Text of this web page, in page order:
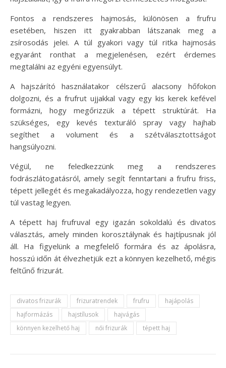
Fontos a rendszeres hajmosás, különösen a frufru
esetében, hiszen itt gyakrabban látszanak meg a
zsírosodás jelei. A túl gyakori vagy túl ritka hajmosás
egyaránt ronthat a megjelenésen, ezért érdemes
megtalálni az egyéni egyensúlyt.
A hajszárító használatakor célszerű alacsony hőfokon
dolgozni, és a frufrut ujjakkal vagy egy kis kerek kefével
formázni, hogy megőrizzük a tépett struktúrát. Ha
szükséges, egy kevés texturáló spray vagy hajhab
segíthet a volument és a szétválasztottságot
hangsúlyozni.
Végül, ne feledkezzünk meg a rendszeres
fodrászlátogatásról, amely segít fenntartani a frufru friss,
tépett jellegét és megakadályozza, hogy rendezetlen vagy
túl vastag legyen.
A tépett haj frufruval egy igazán sokoldalú és divatos
választás, amely minden korosztálynak és hajtípusnak jól
áll. Ha figyelünk a megfelelő formára és az ápolásra,
hosszú időn át élvezhetjük ezt a könnyen kezelhető, mégis
feltűnő frizurát.
divatos frizurák frizuratrendek frufru
hajápolás
hajformázás
hajstílusok
hajvágás
könnyen kezelhető haj
női frizurák tépett haj